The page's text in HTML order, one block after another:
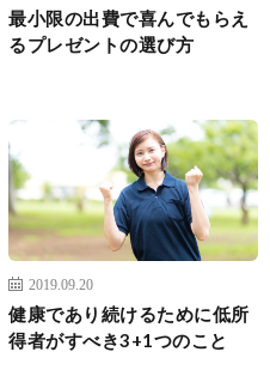
最小限の出費で喜んでもらえ
るプレゼントの選び方
2019.09.20
健康であり続けるために低所
得者がすべき3+1つのこと